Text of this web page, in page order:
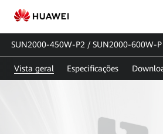
SUN2000-
450W-
P2&SUN2000-
600W-
SUN2000-450W-P2 / SUN2000-600W-P
Vista geral Especificações